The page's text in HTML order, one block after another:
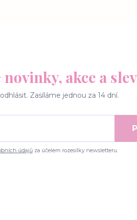
akce a
Zasíláme jednou za 14 dní.
údajůza účelem rozesílky newsletteru.